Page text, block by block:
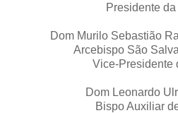
Presidente
Dom Murilo Sebastião
Arcebispo São
Vice-Presidente
Dom Leonardo
Bispo Auxiliar